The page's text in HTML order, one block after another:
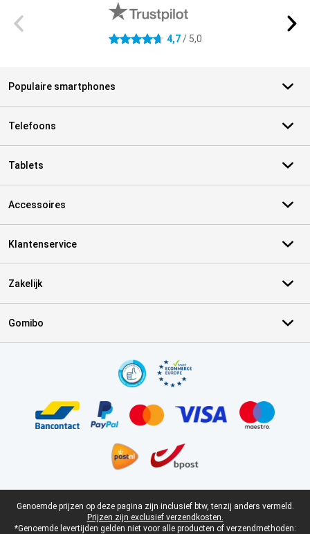
4.7 sterren 4,7/ 5,0
Populaire smartphones
Telefoons
Tablets
Accessoires
Klantenservice
Zakelijk
Gomibo
Juridische voettekst
Genoemde prijzen op deze pagina zijn inclusief btw, tenzij anders vermeld.
Prijzen zijn exclusief verzendkosten.
*Genoemde levertijden gelden niet voor alle producten of verzendmethoden: